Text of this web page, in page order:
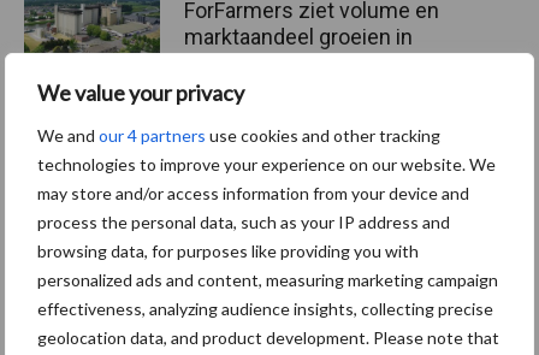
We value your privacy
We and our 4 partners use cookies and other tracking
technologies to improve your experience on our website. We
may store and/or access information from your device and
process the personal data, such as your IP address and
browsing data, for purposes like providing you with
personalized ads and content, measuring marketing campaign
effectiveness, analyzing audience insights, collecting precise
geolocation data, and product development. Please note that
ForFarmers ziet volume en
marktaandeel groeien in
markt
Themapagina's
Diergezondheid Bemesting Fokkerij